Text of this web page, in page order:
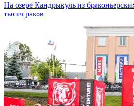
На озере Кандрыкуль из
тысяч раков